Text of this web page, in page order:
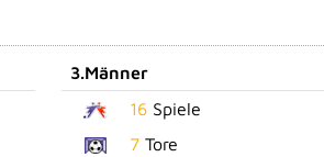
3.Männer
16 Spiele
7 Tore